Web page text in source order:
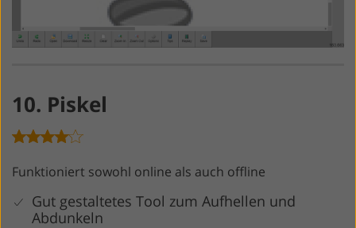
10. Piskel
Funktioniert sowohl online als auch offline
Gut gestaltetes Tool zum Aufhellen und
Abdunkeln